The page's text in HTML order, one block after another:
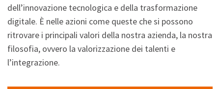
dell’innovazione tecnologica e della trasformazione
digitale. È nelle azioni come queste che si possono
ritrovare i principali valori della nostra azienda, la nostra
filosofia, ovvero la valorizzazione dei talenti e
l’integrazione.